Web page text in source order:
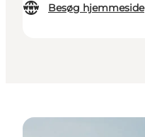
Besøg hjemmeside